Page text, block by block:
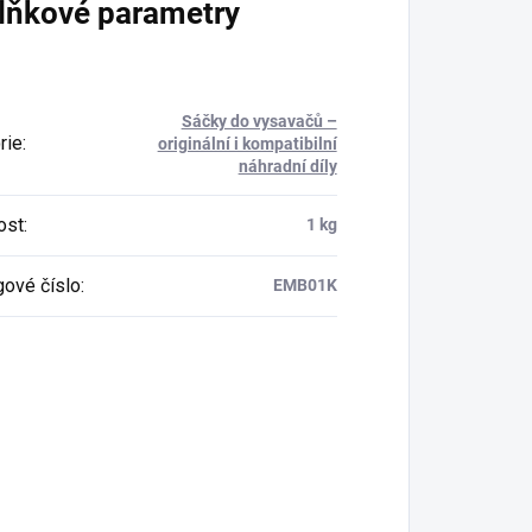
parametry
:
Sáčky do vysavačů –
originální i kompatibilní
náhradní díly
: 1 kg
číslo: EMB01K